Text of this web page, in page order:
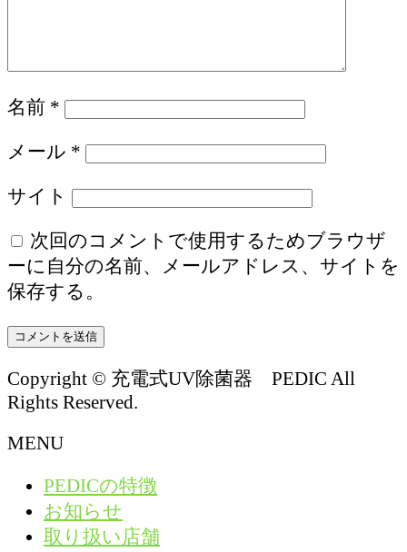
名前 *
メール *
サイト
次回のコメントで使用するためブラウザ
ーに自分の名前、メールアドレス、サイトを
保存する。
Copyright © 充電式UV除菌器 PEDIC All
Rights Reserved.
MENU
PEDICの特徴
お知らせ
取り扱い店舗